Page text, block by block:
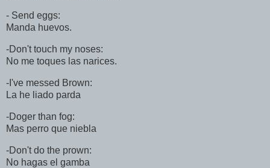
- Send eggs:
Manda huevos.
-Don't touch my noses:
No me toques las narices.
-I've messed Brown:
La he liado parda
-Doger than fog:
Mas perro que niebla
-Don't do the prown:
No hagas el gamba